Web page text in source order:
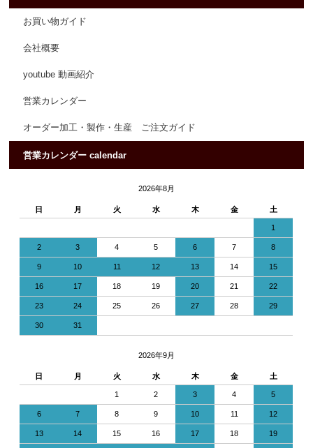
お買い物ガイド
会社概要
youtube 動画紹介
営業カレンダー
オーダー加工・製作・生産 ご注文ガイド
営業カレンダー calendar
2026年8月
日 月 火 水 木 金 土
1
2 3 4 5 6 7 8
9 10 11 12 13 14 15
16 17 18 19 20 21 22
23 24 25 26 27 28 29
30 31
2026年9月
日 月 火 水 木 金 土
1 2 3 4 5
6 7 8 9 10 11 12
13 14 15 16 17 18 19